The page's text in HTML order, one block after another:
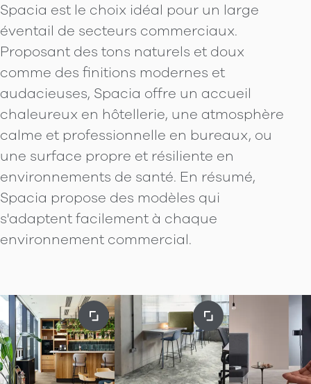
Spacia est le choix idéal pour un large
éventail de secteurs commerciaux.
Proposant des tons naturels et doux
comme des finitions modernes et
audacieuses, Spacia offre un accueil
chaleureux en hôtellerie, une atmosphère
calme et professionnelle en bureaux, ou
une surface propre et résiliente en
environnements de santé. En résumé,
Spacia propose des modèles qui
s'adaptent facilement à chaque
environnement commercial.